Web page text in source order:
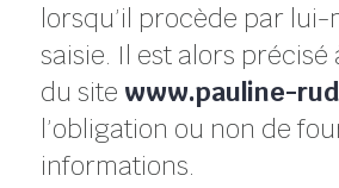
lorsqu’il procède par lui-
saisie. Il est alors précisé
du site www.pauline-
l’obligation ou non de
informations.